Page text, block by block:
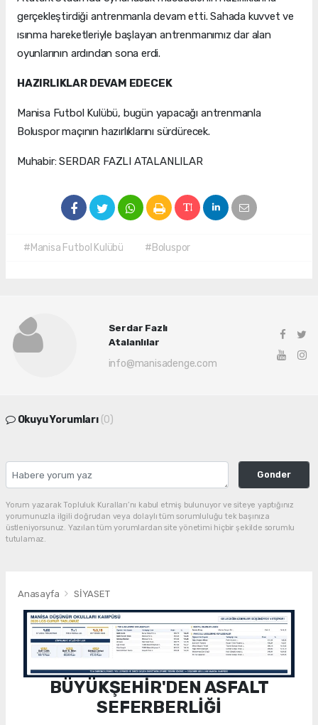
gerçekleştirdiği antrenmanla devam etti. Sahada kuvvet ve
ısınma hareketleriyle başlayan antrenmanımız dar alan
oyunlarının ardından sona erdi.
HAZIRLIKLAR DEVAM EDECEK
Manisa Futbol Kulübü, bugün yapacağı antrenmanla
Boluspor maçının hazırlıklarını sürdürecek.
Muhabir: SERDAR FAZLI ATALANLILAR
#Manisa Futbol Kulübü #Boluspor
Serdar Fazlı
Atalanlılar
info@manisadenge.com
Okuyu Yorumları (0)
Gonder
Yorum yazarak Topluluk Kuralları’nı kabul etmiş bulunuyor ve siteye yaptığınız
yorumunuzla ilgili doğrudan veya dolaylı tüm sorumluluğu tek başınıza
üstleniyorsunuz. Yazılan tüm yorumlardan site yönetimi hiçbir şekilde sorumlu
tutulamaz.
Anasayfa SİYASET
BÜYÜKŞEHİR'DEN ASFALT
SEFERBERLİĞİ